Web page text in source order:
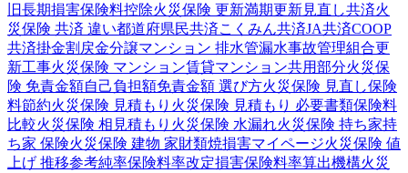
旧長期損害保険料控除火災保険 更新満期更新見直し共済火
災保険 共済 違い都道府県民共済こくみん共済JA共済COOP
共済掛金割戻金分譲マンション 排水管漏水事故管理組合更
新工事火災保険 マンション賃貸マンション共用部分火災保
険 免責金額自己負担額免責金額 選び方火災保険 見直し保険
料節約火災保険 見積もり 火災保険 見積もり 必要書類保険料
比較火災保険 相見積もり 火災保険 水漏れ火災保険 持ち家持
ち家 保険火災保険 建物 家財類焼損害マイページ火災保険 値
上げ 推移参考純率保険料率改定損害保険料率算出機構火災